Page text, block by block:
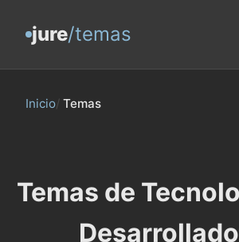
jure/temas
Inicio/ Temas
Temas de